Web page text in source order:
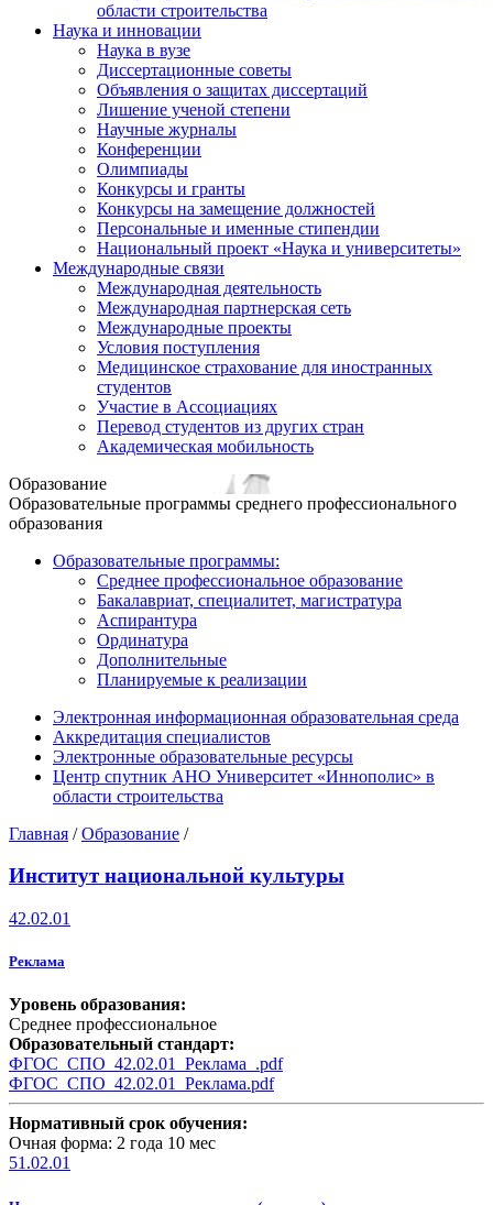
области строительства
Наука и инновации
Наука в вузе
Диссертационные советы
Объявления о защитах диссертаций
Лишение ученой степени
Научные журналы
Конференции
Олимпиады
Конкурсы и гранты
Конкурсы на замещение должностей
Персональные и именные стипендии
Национальный проект «Наука и университеты»
Международные связи
Международная деятельность
Международная партнерская сеть
Международные проекты
Условия поступления
Медицинское страхование для иностранных
студентов
Участие в Ассоциациях
Перевод студентов из других стран
Академическая мобильность
Образование
Образовательные программы среднего профессионального
образования
Образовательные программы:
Среднее профессиональное образование
Бакалавриат, специалитет, магистратура
Аспирантура
Ординатура
Дополнительные
Планируемые к реализации
Электронная информационная образовательная среда
Аккредитация специалистов
Электронные образовательные ресурсы
Центр спутник АНО Университет «Иннополис» в
области строительства
Главная /Образование /
Институт национальной культуры
42.02.01
Реклама
Уровень образования:
Среднее профессиональное
Образовательный стандарт:
ФГОС_СПО_42.02.01_Реклама_.pdf
ФГОС_СПО_42.02.01_Реклама.pdf
Нормативный срок обучения:
Очная форма: 2 года 10 мес
51.02.01